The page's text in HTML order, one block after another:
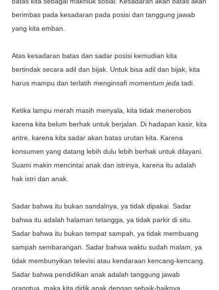
berimbas pada kesadaran pada posisi dan tanggung jawab
yang kita emban.
Atas kesadaran batas dan sadar posisi kemudian kita
bertindak secara adil dan bijak. Untuk bisa adil dan bijak, kita
harus mampu dan terlatih menginsafi momentum jeda tadi.
Ketika lampu merah masih menyala, kita tidak menerobos
karena kita belum berhak untuk berjalan. Di hadapan kasir, kita
antre, karena kita sadar akan batas urutan kita. Karena
konsumen yang datang lebih dulu lebih berhak untuk dilayani.
Suami makin mencintai anak dan istrinya, karena itu adalah
hak istri dan anak.
Sadar bahwa itu bukan sandalnya, ya tidak dipakai. Sadar
bahwa itu adalah halaman tetangga, ya tidak parkir di situ.
Sadar bahwa itu bukan tempat sampah, ya tidak membuang
sampah sembarangan. Sadar bahwa waktu sudah malam, ya
tidak membunyikan televisi atau kendaraan kencang-kencang.
Sadar bahwa pendidikan anak adalah tanggung jawab
orangtua, maka kita didik anak dengan sebaik-baiknya.